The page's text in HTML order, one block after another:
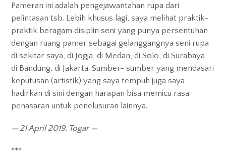
Pameran ini adalah pengejawantahan rupa dari
pelintasan tsb. Lebih khusus lagi, saya melihat praktik-
praktik beragam disiplin seni yang punya persentuhan
dengan ruang pamer sebagai gelanggangnya seni rupa
di sekitar saya, di Jogja, di Medan, di Solo, di Surabaya,
di Bandung, di Jakarta. Sumber- sumber yang mendasari
keputusan (artistik) yang saya tempuh juga saya
hadirkan di sini dengan harapan bisa memicu rasa
penasaran untuk penelusuran lainnya.
— 21 April 2019, Togar —
***